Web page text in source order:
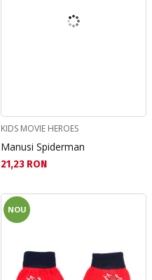
KIDS MOVIE HEROES
Manusi Spiderman
Текуща цена:
21,23 RON
NOU